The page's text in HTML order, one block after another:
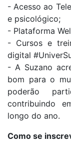
- Acesso ao
e psicológico;
- Plataforma
- Cursos e
digital
- A Suzano
bom para o
poderão
contribuindo
longo do ano.
Como se